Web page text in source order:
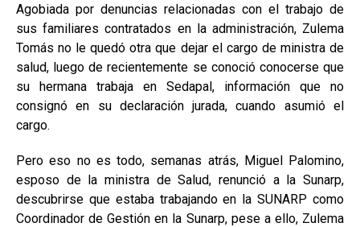
Agobiada por denuncias relacionadas con el trabajo de
sus familiares contratados en la administración, Zulema
Tomás no le quedó otra que dejar el cargo de ministra de
salud, luego de recientemente se conoció conocerse que
su hermana trabaja en Sedapal, información que no
consignó en su declaración jurada, cuando asumió el
cargo.
Pero eso no es todo, semanas atrás, Miguel Palomino,
esposo de la ministra de Salud, renunció a la Sunarp,
descubrirse que estaba trabajando en la SUNARP como
Coordinador de Gestión en la Sunarp, pese a ello, Zulema